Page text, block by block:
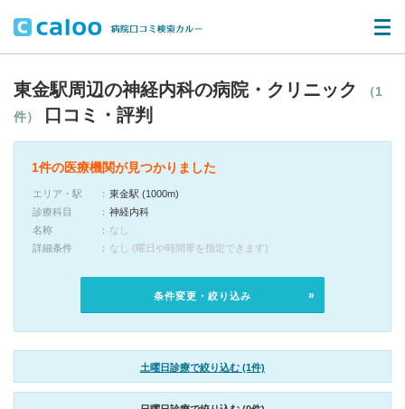
東金駅周辺の神経内科の病院・クリニック
（1
件）
口コミ・評判
1件の医療機関が見つかりました
エリア・駅
東金駅 (1000m)
診療科目
神経内科
名称
なし
詳細条件
なし (曜日や時間帯を指定できます)
条件変更・絞り込み
土曜日診療で絞り込む (1件)